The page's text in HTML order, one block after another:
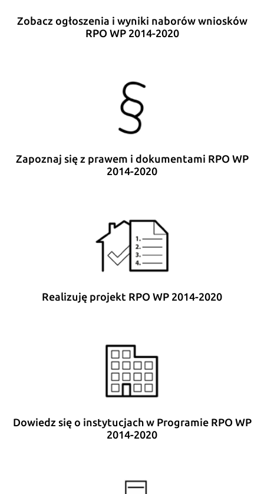
Zobacz ogłoszenia i wyniki naborów wniosków
RPO WP 2014-2020
Zapoznaj się z prawem i dokumentami RPO WP
2014-2020
Realizuję projekt RPO WP 2014-2020
Dowiedz się o instytucjach w Programie RPO WP
2014-2020